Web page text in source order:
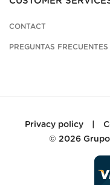
CONTACT
PREGUNTAS FRECUENTES
Privacy policy
© 2026